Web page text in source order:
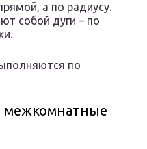
а по радиусу.
собой дуги – по
по
межкомнатные